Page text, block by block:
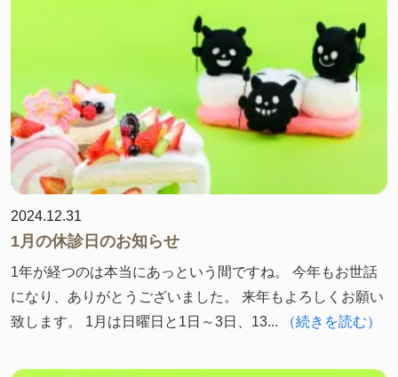
2024.12.31
1月の休診日のお知らせ
1年が経つのは本当にあっという間ですね。 今年もお世話
になり、ありがとうございました。 来年もよろしくお願い
致します。 1月は日曜日と1日～3日、13...
（続きを読む）